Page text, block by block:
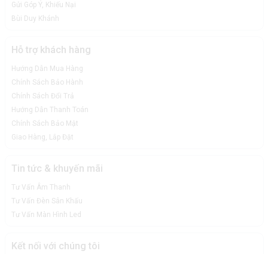
Gửi Góp Ý, Khiếu Nại
Bùi Duy Khánh
Hỗ trợ khách hàng
Hướng Dẫn Mua Hàng
Chính Sách Bảo Hành
Chính Sách Đổi Trả
Hướng Dẫn Thanh Toán
Chính Sách Bảo Mật
Giao Hàng, Lắp Đặt
Tin tức & khuyến mãi
Tư Vấn Âm Thanh
Tư Vấn Đèn Sân Khấu
Tư Vấn Màn Hình Led
Kết nối với chúng tôi